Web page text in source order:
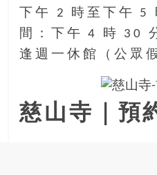
下午 2 時至下午 5
間：下午 4 時 30
逢週一休館（公眾
慈山寺｜預